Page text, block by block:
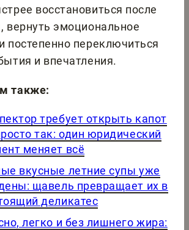
восстановиться после
вернуть эмоциональное
постепенно переключиться
и впечатления.
также:
требует открыть капот
так: один юридический
меняет всё
вкусные летние супы уже
щавель превращает их в
деликатес
легко и без лишнего жира: